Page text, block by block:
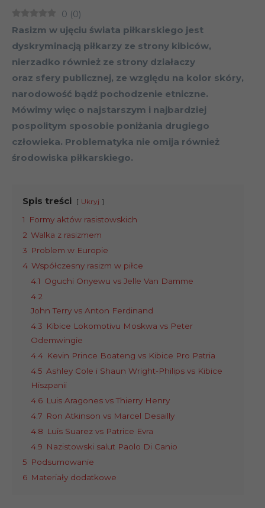
0 (0)
Rasizm w ujęciu świata piłkarskiego jest
dyskryminacją piłkarzy ze strony kibiców,
nierzadko również ze strony działaczy
oraz sfery publicznej, ze względu na kolor skóry,
narodowość bądź pochodzenie etniczne.
Mówimy więc o najstarszym i najbardziej
pospolitym sposobie poniżania drugiego
człowieka. Problematyka nie omija również
środowiska piłkarskiego.
Spis treści Ukryj
1
Formy aktów rasistowskich
2 Walka z rasizmem
3 Problem w Europie
4 Współczesny rasizm w piłce
4.1 Oguchi Onyewu vs Jelle Van Damme
4.2
John Terry vs Anton Ferdinand
4.3 Kibice Lokomotivu Moskwa vs Peter
Odemwingie
4.4 Kevin Prince Boateng vs Kibice Pro Patria
4.5 Ashley Cole i Shaun Wright-Philips vs Kibice
Hiszpanii
4.6 Luis Aragones vs Thierry Henry
4.7 Ron Atkinson vs Marcel Desailly
4.8 Luis Suarez vs Patrice Evra
4.9 Nazistowski salut Paolo Di Canio
5 Podsumowanie
6 Materiały dodatkowe